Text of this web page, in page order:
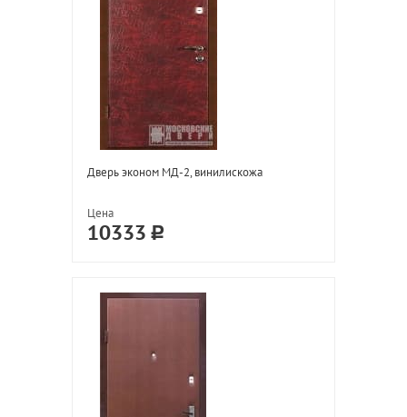
Дверь эконом МД-2, винилискожа
Цена
10333